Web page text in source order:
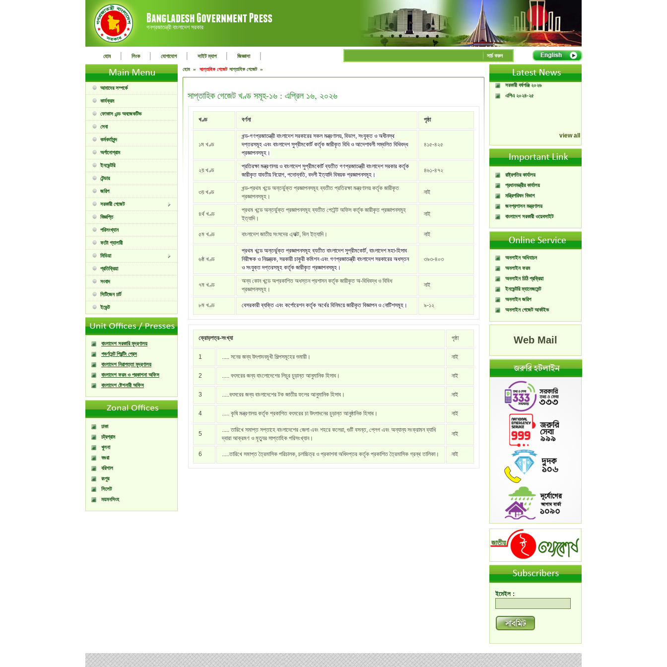
গনপ্রজাতন্ত্রী বাংলাদেশ সরকার
হোম | লিংক | যোগাযোগ | সাইট ম্যাপ | জিজ্ঞাসা | সার্চ করুন
আমাদের সম্পর্কে
কার্যক্রম
ফোকাস এন্ড অবজেকটিভ
সেবা
কর্মকর্তাবৃন্দ
অর্গানোগ্রাম
ইনভেন্টরি
টেন্ডার
জরিপ
সরকারী গেজেট
বিজ্ঞপ্তি
পরিসংখ্যান
ফটো গ্যালারী
মিডিয়া
প্রতিক্রিয়া
সংবাদ
সিটিজেন চার্ট
ইভেন্ট
বাংলাদেশ সরকারি মুদ্রণালয়
গভর্ণমেন্ট প্রিন্টিং প্রেস
বাংলাদেশ নিরাপত্তা মুদ্রণালয়
বাংলাদেশ ফরম ও প্রকাশনা অফিস
বাংলাদেশ ষ্টেশনারী অফিস
ঢাকা
চট্রগ্রাম
খুলনা
বগুরা
বরিশাল
রংপুর
সিলেট
ময়মনসিংহ
হোম » সাপ্তাহিক গেজেট সাপ্তাহিক গেজেট »
সাপ্তাহিক গেজেট খণ্ড সমূহ-১৬ : এপ্রিল ১৬, ২০২৬
খণ্ড বর্ণনা পৃষ্ঠা
১ম খণ্ড
খন্ড-গণপ্রজাতন্ত্রী বাংলাদেশ সরকারের সকল মন্ত্রণালয়, বিভাগ, সংযুক্ত ও অধীনস্থ
দপ্তরসমূহ এবং বাংলাদেশ সুপ্রীমকোর্ট কর্তৃক জারীকৃত বিধি ও আদেশাবলী সম্বলিত বিধিবদ্ধ
প্রজ্ঞাপনসমূহ।
৪১৫-৪২৫
২য় খণ্ড
প্রতিরক্ষা মন্ত্রণালয় ও বাংলাদেশ সুপ্রীমকোর্ট ব্যতীত গণপ্রজাতন্ত্রী বাংলাদেশ সরকার কর্তৃক
জারীকৃত যাবতীয় নিয়োগ, পদোন্নতি, বদলী ইত্যাদি বিষয়ক প্রজ্ঞাপনসমূহ।
৪৬১-৪৭২
৩য় খণ্ড
খন্ড-প্রথম খন্ডে অন্তর্ভুক্ত প্রজ্ঞাপনসমূহ ব্যতীত প্রতিরক্ষা মন্ত্রণালয় কর্তৃক জারীকৃত
প্রজ্ঞাপনসমূহ।
নাই
৪র্থ খণ্ড
প্রথম খন্ডে অন্তর্ভুক্ত প্রজ্ঞাপনসমূহ ব্যতীত পেটেন্ট অফিস কর্তৃক জারীকৃত প্রজ্ঞাপনসমূহ
ইত্যাদি।
নাই
৫ম খণ্ড বাংলাদেশ জাতীয় সংসদের এ্যাক্ট, বিল ইত্যাদি। নাই
৬ষ্ঠ খণ্ড
প্রথম খন্ডে অন্তর্ভুক্ত প্রজ্ঞাপনসমূহ ব্যতীত বাংলাদেশ সুপ্রীমকোর্ট, বাংলাদেশ মহা-হিসাব
নিরীক্ষক ও নিয়ন্ত্রক, সরকারী চাকুরী কমিশন এবং গণপ্রজাতন্ত্রী বাংলাদেশ সরকারের অধস্তন
ও সংযুক্ত দপ্তরসমূহ কর্তৃক জারীকৃত প্রজ্ঞাপনসমূহ।
৩৯৩-৪০৩
৭ম খণ্ড
অন্য কোন খন্ডে অপ্রকাশিত অধস্তন প্রশাসন কর্তৃক জারীকৃত অ-বিধিবদ্ধ ও বিবিধ
প্রজ্ঞাপনসমূহ।
নাই
৮ম খণ্ড বেসরকারী ব্যক্তি এবং কর্পোরেশন কর্তৃক অর্থের বিনিময়ে জারীকৃত বিজ্ঞাপন ও নোটিশসমূহ। ৯-১২
ক্রোড়পত্র-সংখ্যা পৃষ্ঠা
1 ..... সনের জন্য উৎপাদনমূখী শিল্পসমূহের শুমারী। নাই
2 ..... বৎসরের জন্য বাংলোদেশের লিচুর চুড়ান্ত আনুমানিক হিসাব। নাই
3 .....বৎসরের জন্য বাংলাদেশের টক জাতীয় ফলের আনুমানিক হিসাব। নাই
4 ..... কৃষি মন্ত্রণালয় কর্তৃক প্রকাশিত বৎসরের চা উৎপাদনের চুড়ান্ত আনুষ্ঠানিক হিসাব। নাই
5
..... তারিখে সমাপ্ত সপ্তাহে বাংলাদেশের জেলা এবং শহরে কলেরা, গুটি বসন্ত, প্লেগ এবং অন্যান্য সংক্রামন ব্যাধি
দ্বারা আক্রমণ ও মৃত্যুর সাপ্তাহিক পরিসংখ্যান।
নাই
6 .....তারিখে সমাপ্ত ত্রৈমাসিক পরিচালক, চলচ্চিত্র ও প্রকাশনা অধিদপ্তর কর্তৃক প্রকাশিত ত্রৈমাসিক গ্রন্থ তালিকা। নাই
A Handbook of
Government Press
Citizen Charter of
Bangladesh Government
Press
এপিএ ২০২৪-২৫
view all
রাষ্ট্রপতির কার্যালয়
প্রধানমন্ত্রীর কার্যালয়
মন্ত্রিপরিষদ বিভাগ
জনপ্রশাসন মন্ত্রণালয়
বাংলাদেশ সরকারী ওয়েবসাইট
অনলাইন অধিযাচন
অনলাইন ফরম
অনলাইন চিঠি প্রক্রিয়া
ইনভেন্টরি ম্যানেজমেন্ট
অনলাইন জরিপ
অনলাইন গেজেট আর্কাইভ
Web Mail
ইমেইল :